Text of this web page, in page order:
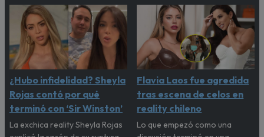
¿Hubo infidelidad? Sheyla
Rojas contó por qué
terminó con ‘Sir Winston’
La exchica reality Sheyla Rojas
Flavia Laos fue agredida
tras escena de celos en
reality chileno
Lo que empezó como una